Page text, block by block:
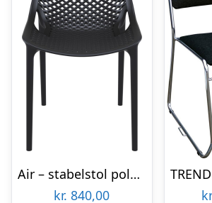
Air – stabelstol polypropylen – Sort
kr. 840,00